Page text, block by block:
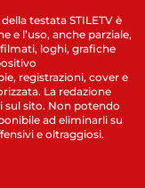
testata STILETV è
e l’uso, anche parziale,
loghi, grafiche
registrazioni, cover e
La redazione
sul sito. Non potendo
ad eliminarli su
e oltraggiosi.